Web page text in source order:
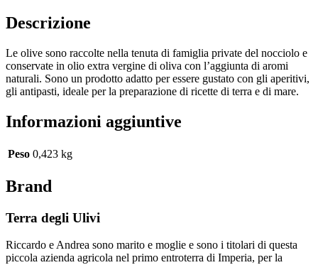
Descrizione
Le olive sono raccolte nella tenuta di famiglia private del nocciolo e
conservate in olio extra vergine di oliva con l’aggiunta di aromi
naturali. Sono un prodotto adatto per essere gustato con gli aperitivi,
gli antipasti, ideale per la preparazione di ricette di terra e di mare.
Informazioni aggiuntive
Peso 0,423 kg
Brand
Terra degli Ulivi
Riccardo e Andrea sono marito e moglie e sono i titolari di questa
piccola azienda agricola nel primo entroterra di Imperia, per la